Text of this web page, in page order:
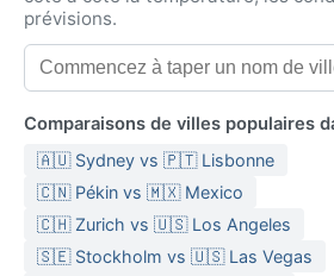
prévisions.
Comparaisons de villes populaires
🇦🇺 Sydney vs 🇵🇹 Lisbonne
🇨🇳 Pékin vs 🇲🇽 Mexico
🇨🇭 Zurich vs 🇺🇸 Los Angeles
🇸🇪 Stockholm vs 🇺🇸 Las Vegas